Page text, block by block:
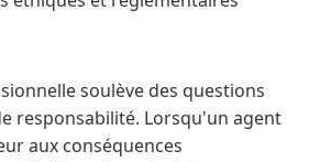
soulève des questions
responsabilité. Lorsqu'un agent
aux conséquences